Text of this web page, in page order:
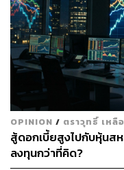
ขณะที่การออกตราสาร
13 เท่าเมื่อเทียบปีต่อปี
การลงทุนตามแนวนโย
กับคาดการณ์อัตราดอก
โดยในกุมภาพันธ์
เพียง 0.4 พันล้านดอลล
6.1 พันล้านดอลลาร์สห
ESG อยู่ที่ 279.3 พันล้า
OPINION / ตราวุทธิ์ เห
สู้ดอกเบี้ยสูงไปกับหุ้นส
ลงทุนกว่าที่คิด?